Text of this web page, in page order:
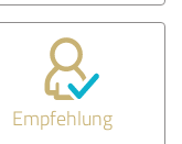
Empfehlung